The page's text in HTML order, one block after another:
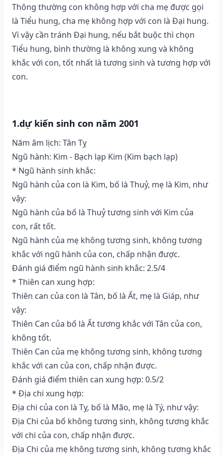
Thông thường con không hợp với cha mẹ được gọi
là Tiểu hung, cha mẹ không hợp với con là Đại hung.
Vì vậy cần tránh Đại hung, nếu bắt buộc thì chọn
Tiểu hung, bình thường là không xung và không
khắc với con, tốt nhất là tương sinh và tương hợp với
con.
1.dự kiến sinh con năm 2001
Năm âm lịch: Tân Tỵ
Ngũ hành: Kim - Bạch lạp Kim (Kim bạch lạp)
* Ngũ hành sinh khắc:
Ngũ hành của con là Kim, bố là Thuỷ, mẹ là Kim, như
vậy:
Ngũ hành của bố là Thuỷ tương sinh với Kim của
con, rất tốt.
Ngũ hành của mẹ không tương sinh, không tương
khắc với ngũ hành của con, chấp nhận được.
Đánh giá điểm ngũ hành sinh khắc: 2.5/4
* Thiên can xung hợp:
Thiên can của con là Tân, bố là Ất, mẹ là Giáp, như
vậy:
Thiên Can của bố là Ất tương khắc với Tân của con,
không tốt.
Thiên Can của mẹ không tương sinh, không tương
khắc với can của con, chấp nhận được.
Đánh giá điểm thiên can xung hợp: 0.5/2
* Địa chi xung hợp:
Địa chi của con là Tỵ, bố là Mão, mẹ là Tý, như vậy:
Địa Chi của bố không tương sinh, không tương khắc
với chi của con, chấp nhận được.
Địa Chi của mẹ không tương sinh, không tương khắc